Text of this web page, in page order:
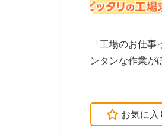
「工場のお仕
ンタンな作業が
お気に入